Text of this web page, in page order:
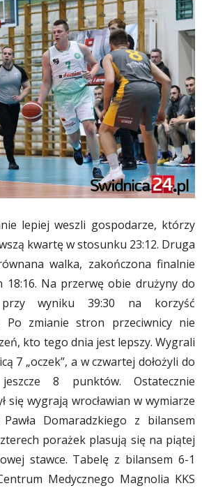
lepiej weszli gospodarze, którzy
kwartę w stosunku 23:12. Druga
walka, zakończona finalnie
18:16. Na przerwę obie drużyny do
przy wyniku 39:30 na korzyść
Po zmianie stron przeciwnicy nie
kto tego dnia jest lepszy. Wygrali
7 „oczek”, a w czwartej dołożyli do
8 punktów. Ostatecznie
się wygrają wrocławian w wymiarze
Domaradzkiego z bilansem
porażek plasują się na piątej
stawce. Tabelę z bilansem 6-1
Medycznego Magnolia KKS